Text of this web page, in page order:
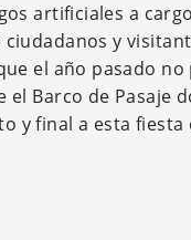
artificiales a
y
el año pasado
Barco de Pasaje
y final a esta